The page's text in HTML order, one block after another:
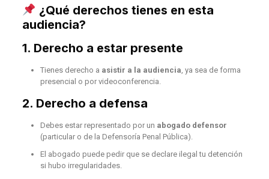
¿Qué derechos tienes en esta
audiencia?
1. Derecho a estar presente
Tienes derecho a asistir a la audiencia , ya sea de forma
presencial o por videoconferencia.
2. Derecho a defensa
Debes estar representado por un abogado defensor
(particular o de la Defensoría Penal Pública).
El abogado puede pedir que se declare ilegal tu detención
si hubo irregularidades.